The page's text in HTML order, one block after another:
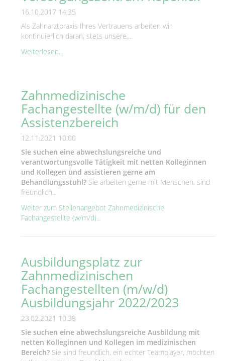
16.10.2017 14:35
Als Zahnarztpraxis Ihres Vertrauens arbeiten wir
kontinuierlich daran, stets unsere...
Weiterlesen...
Zahnmedizinische
Fachangestellte (w/m/d) für den
Assistenzbereich
12.11.2021 10:00
Sie suchen eine abwechslungsreiche und
verantwortungsvolle Tätigkeit mit netten Kolleginnen
und Kollegen und assistieren gerne am
Behandlungsstuhl? Sie arbeiten gerne mit Menschen, sind
freundlich...
Weiter zum Stellenangebot Zahnmedizinische
Fachangestellte (w/m/d)...
Ausbildungsplatz zur
Zahnmedizinischen
Fachangestellten (m/w/d)
Ausbildungsjahr 2022/2023
23.02.2021 10:39
Sie suchen eine abwechslungsreiche Ausbildung mit
netten Kolleginnen und Kollegen im medizinischen
Bereich? Sie sind freundlich, ein echter Teamplayer, möchten